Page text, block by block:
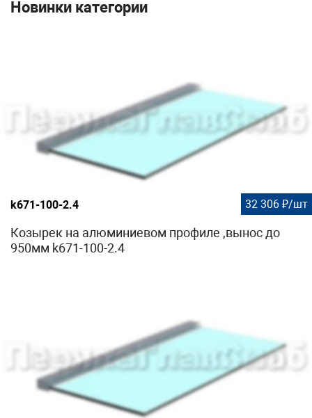
Новинки категории
k671-100-2.4 32 306 ₽/шт
Козырек на алюминиевом профиле ,вынос до
950мм k671-100-2.4